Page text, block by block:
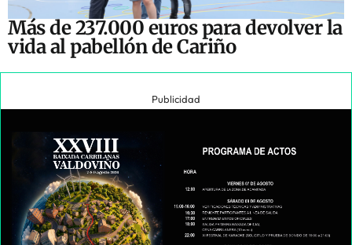
Más de 237.000 euros para devolver la
vida al pabellón de Cariño
Publicidad